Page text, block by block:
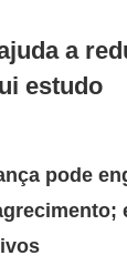
a
estudo
pode